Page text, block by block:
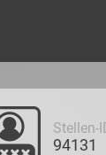
Stellen-
94131